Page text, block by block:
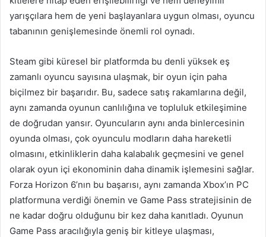
yarışçılara hem de yeni başlayanlara uygun olması, oyuncu
tabanının genişlemesinde önemli rol oynadı.
Steam gibi küresel bir platformda bu denli yüksek eş
zamanlı oyuncu sayısına ulaşmak, bir oyun için paha
biçilmez bir başarıdır. Bu, sadece satış rakamlarına değil,
aynı zamanda oyunun canlılığına ve topluluk etkileşimine
de doğrudan yansır. Oyuncuların aynı anda binlercesinin
oyunda olması, çok oyunculu modların daha hareketli
olmasını, etkinliklerin daha kalabalık geçmesini ve genel
olarak oyun içi ekonominin daha dinamik işlemesini sağlar.
Forza Horizon 6’nın bu başarısı, aynı zamanda Xbox’ın PC
platformuna verdiği önemin ve Game Pass stratejisinin de
ne kadar doğru olduğunu bir kez daha kanıtladı. Oyunun
Game Pass aracılığıyla geniş bir kitleye ulaşması,